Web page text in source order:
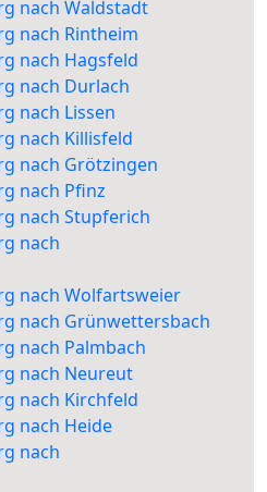
nach Waldstadt
nach Rintheim
nach Hagsfeld
nach Durlach
nach Lissen
nach Killisfeld
nach Grötzingen
nach Pfinz
nach Stupferich
nach
nach Wolfartsweier
nach Grünwettersbach
nach Palmbach
nach Neureut
nach Kirchfeld
nach Heide
nach